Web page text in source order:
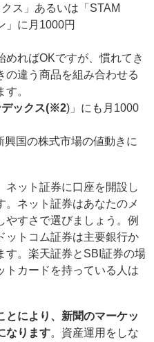
ス」あるいは「STAM
」に月1000円
めればOKですが、慣れてき
の違う商品を組み合わせる
。
デックス(※2)」にも月1000
興国の株式市場の値動きに
ネット証券に口座を開設し
。ネット証券はあなたのメ
やすさで選びましょう。例
ットコム証券は主要銀行か
す。楽天証券とSBI証券の場
トカードを持っている人は
とにより、新聞のマーケッ
なります。資産運用をしな